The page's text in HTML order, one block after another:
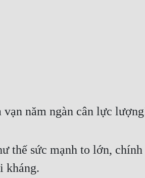
vạn năm ngàn cân lực
thế sức mạnh to lớn,
kháng.